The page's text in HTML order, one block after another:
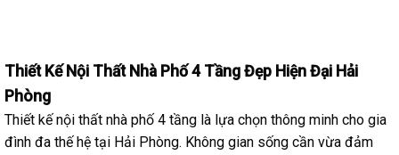
Thiết Kế Nội Thất Nhà Phố 4 Tầng Đẹp Hiện Đại Hải
Phòng
Thiết kế nội thất nhà phố 4 tầng là lựa chọn thông minh cho gia
đình đa thế hệ tại Hải Phòng. Không gian sống cần vừa đảm